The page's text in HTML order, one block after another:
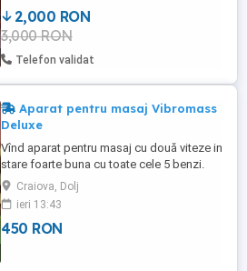
2,000 RON
3,000 RON
Telefon validat
Aparat pentru masaj Vibromass
Deluxe
Vînd aparat pentru masaj cu două viteze in
stare foarte buna cu toate cele 5 benzi.
Craiova, Dolj
ieri 13:43
450 RON